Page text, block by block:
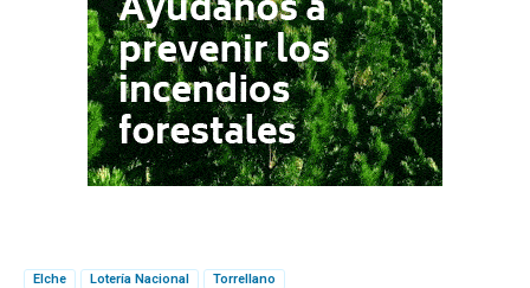
Elche Lotería Nacional
Torrellano